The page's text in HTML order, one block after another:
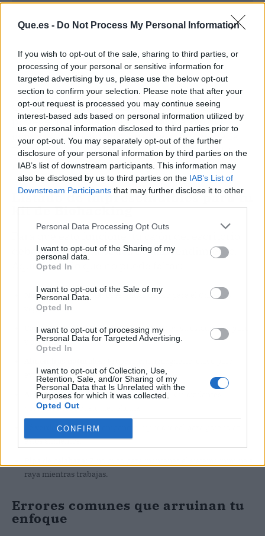
Que.es - Do Not Process My Personal Information
If you wish to opt-out of the sale, sharing to third parties, or
processing of your personal or sensitive information for
targeted advertising by us, please use the below opt-out
section to confirm your selection. Please note that after your
opt-out request is processed you may continue seeing
interest-based ads based on personal information utilized by
us or personal information disclosed to third parties prior to
your opt-out. You may separately opt-out of the further
disclosure of your personal information by third parties on the
IAB’s list of downstream participants. This information may
also be disclosed by us to third parties on the IAB’s List of
Downstream Participants that may further disclose it to other
Personal Data Processing Opt Outs
I want to opt-out of the Sharing of my
personal data.
Opted In
I want to opt-out of the Sale of my
Personal Data.
Opted In
I want to opt-out of processing my
Personal Data for Targeted Advertising.
Opted In
I want to opt-out of Collection, Use,
Retention, Sale, and/or Sharing of my
Personal Data that Is Unrelated with the
Purposes for which it was collected.
Opted Out
CONFIRM
Consumir estossnacksa media mañana
protege tus células del estrés oxidativo que
genera estar ocho horas frente a una pantalla.
Es unainversióna largo plazo: menos niebla
mental hoy, mejor salud cognitiva mañana.
Listado de imprescindibles para tu
kit de Biohacking
debe parecer una botica de alto rendimiento.
Aquí tienes lo que no puede faltar:
Nueces de California:El estándar de oro para el Omega-3
vegetal.
Cacao en pepitas (Nibs):ElBiohacking
en su estado más puro
y crujiente.
evitar el estrés laboral.
Arándanos deshidratados (sin azúcar):
portátiles para cualquier oficina.
Té verde Matcha: El compañero líquido ideal para potenciar
estos alimentos.
raya mientras trabajas.
Errores comunes que arruinan tu
enfoque